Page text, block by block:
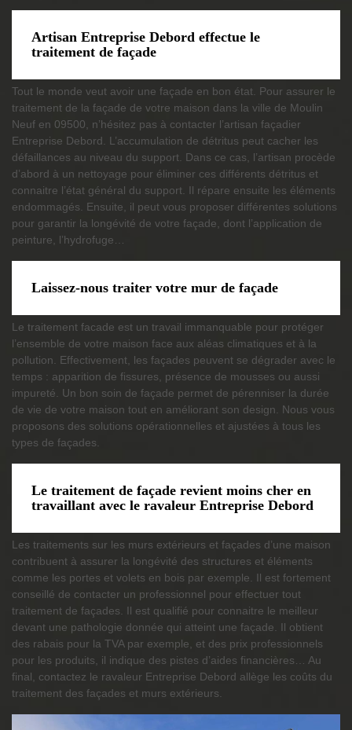
Artisan Entreprise Debord effectue le
traitement de façade
Tout le monde veut avoir une façade en bon état. Pour assurer le
traitement de la façade de votre maison dans la ville de Moulin
Neuf en 09500, n’hésitez pas à contacter l’artisan façadier
Entreprise Debord. L’accumulation de détritus peut cacher les
défaillances au niveau du support. Dans ce cas, l’artisan procède
d’abord à un nettoyage pour éliminer ces différents détritus et
connaitre l’état général du support. Il répare ensuite les éléments
endommagés. Ensuite, il peut vous proposer différentes solutions
pour garantir la longévité de votre façade, dont l’application de
peinture, l’hydrofuge…
Laissez-nous traiter votre mur de façade
Le traitement facade est un travail immanquable pour protéger
l’ensemble de votre maison face aux aléas climatiques et à la
pollution. Effectivement, les façades peuvent se dégrader avec le
temps : apparition de fissures, présence de mousses ou aussi
impureté. Un bon soin de façade permet de pérenniser la durée
de vie de votre maison tout en améliorant son design. Nous vous
proposons des solutions opérationnelles et ajustées à tous les
types de façades.
Le traitement de façade revient moins cher en
travaillant avec le ravaleur Entreprise Debord
Les traitements sur les murs extérieurs et façades d’une maison
contribuent à assurer la longévité des structures et éléments
comme les portes et volets en bois par exemple. Il est fortement
conseillé de contacter un professionnel pour effectuer tout
traitement de façades. Il est qualifié pour connaitre le meilleur
devant une pathologie donnée qui atteint une façade. Il obtient
des rabais pour la TVA par exemple, et des prix professionnels
pour les produits, il indique des pistes d’aides financières… Au
final, contactez le ravaleur Entreprise Debord allège les coûts du
traitement des façades et murs extérieurs.